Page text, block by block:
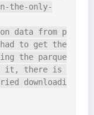
the-only-
data from p
to get the
the parque
it, there is
downloadi